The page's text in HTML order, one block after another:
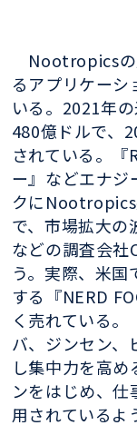
Nootropicsの
るアプリケーシ
いる。2021年
480億ドルで、
されている。
ー』などエナジ
クにNootropics
で、市場拡大の
などの調査会
う。実際、米
する『NERD
く売れている。
バ、ジンセン、
し集中力を高
ンをはじめ、
用されているよ